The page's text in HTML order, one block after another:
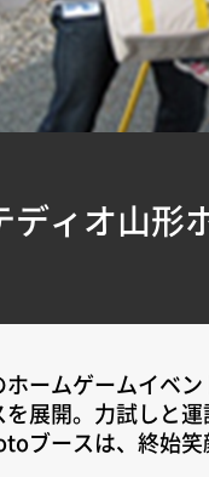
ディオ山形
ホームゲームイベ
展開。力試しと
ブースは、終始笑